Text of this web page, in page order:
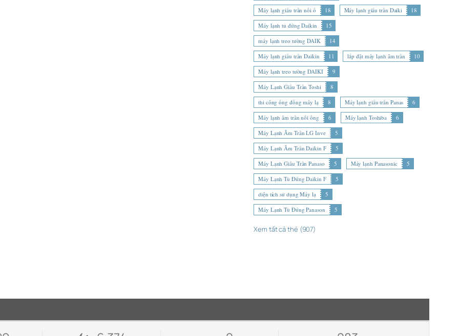
Máy lạnh giấu trần nối ố
18 Máy lạnh giấu trần Daiki
18
Máy lạnh tủ đứng Daikin
15
máy lạnh treo tường DAIK
14
Máy lạnh giấu trần Daikin
11 lắp đặt máy lạnh âm trần
10
Máy lạnh treo tường DAIKI
9
Máy Lạnh Giấu Trần Toshi
8
thi công ống đồng máy lạ
8 Máy lạnh giấu trần Panas
6
Máy lạnh âm trần nối ống
6 Máy lạnh Toshiba
6
Máy Lạnh Âm Trần LG Inve
5
Máy Lạnh Âm Trần Daikin F
5
Máy Lạnh Giấu Trần Panaso
5 Máy lạnh Panasonic
5
Máy Lạnh Tủ Đứng Daikin F
5
diện tích sử dụng Máy lạ
5
Máy Lạnh Tủ Đứng Panason
5
Xem tất cả thẻ (907)